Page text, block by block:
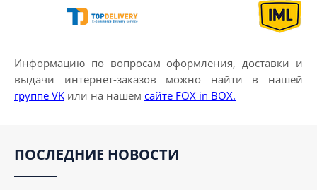
Информацию по вопросам оформления, доставки и
выдачи интернет-заказов можно найти в нашей
группе VK или на нашем сайте FOX in BOX.
ПОСЛЕДНИЕ НОВОСТИ